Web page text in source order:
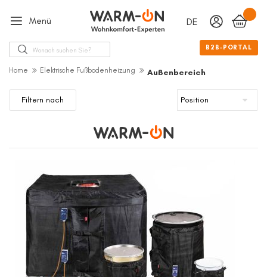
Menü
Suche
Sprache
DEUTSCH
B2B-PORTAL
Home Elektrische Fußbodenheizung Außenbereich
Filtern nach